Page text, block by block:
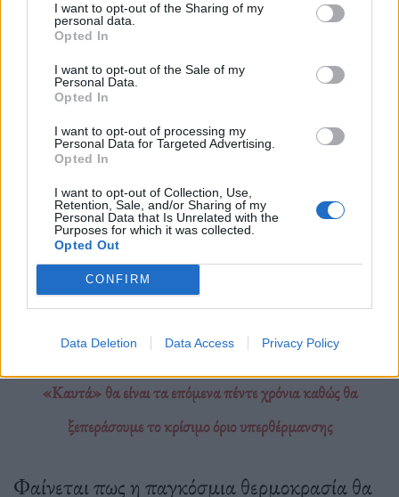
I want to opt-out of the Sharing of my
personal data.
Opted In
I want to opt-out of the Sale of my
Personal Data.
Opted In
I want to opt-out of processing my
Personal Data for Targeted Advertising.
Opted In
I want to opt-out of Collection, Use,
Retention, Sale, and/or Sharing of my
Personal Data that Is Unrelated with the
Purposes for which it was collected.
Opted Out
CONFIRM
Data Deletion Data Access Privacy Policy
Η μέση θερμοκρασία του αέρα και της επιφάνειας
του πλανήτη μετρήθηκε στους 17,18°C.
Δημοσιεύθηκε σεΠεριβάλλον|Tagged Κλιματική Αλλαγή,
Κλιματική Κρίση ,Υπερθέρμανση,Υπερθέρμανση του Πλανήτη
«Καυτά» θα είναι τα επόμενα πέντε χρόνια καθώς θα
ξεπεράσουμε το κρίσιμο όριο υπερθέρμανσης
Φαίνεται πως η παγκόσμια θερμοκρασία θα